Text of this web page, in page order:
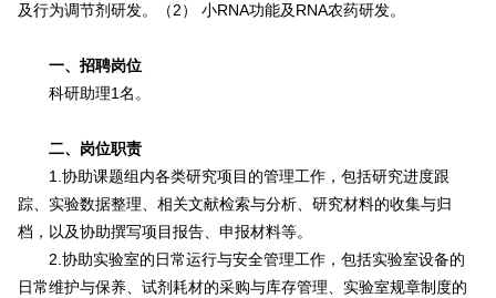
及行为调节剂研发。（2） 小RNA功能及RNA农药研发。
一、招聘岗位
科研助理1名。
二、岗位职责
1.协助课题组内各类研究项目的管理工作，包括研究进度跟
踪、实验数据整理、相关文献检索与分析、研究材料的收集与归
档，以及协助撰写项目报告、申报材料等。
2.协助实验室的日常运行与安全管理工作，包括实验室设备的
日常维护与保养、试剂耗材的采购与库存管理、实验室规章制度的